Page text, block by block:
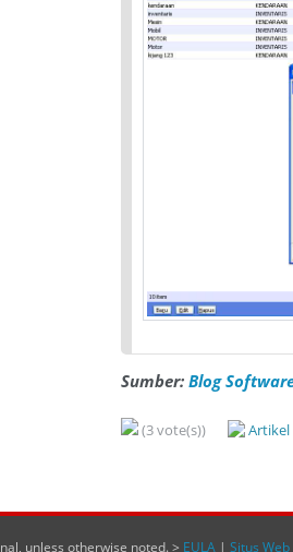
Sumber: Blog
(3 vote(s))
unless otherwise noted. > EULA | Situs